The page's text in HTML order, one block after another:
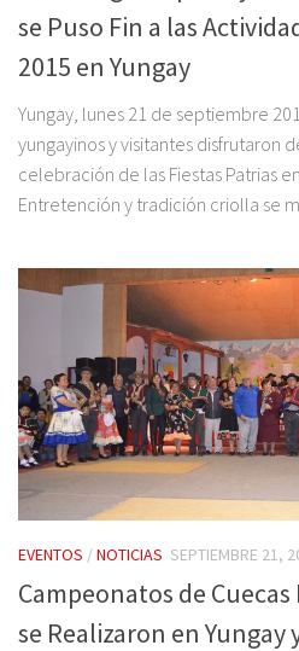
se Puso Fin a las
2015 en Yungay
Yungay, lunes 21 de septiembre
yungayinos y visitantes disfrutaron
celebración de las Fiestas Patrias
Entretención y tradición criolla se
EVENTOS /NOTICIAS SEPTIEMBRE 21,
Campeonatos de Cuecas
se Realizaron en Yungay